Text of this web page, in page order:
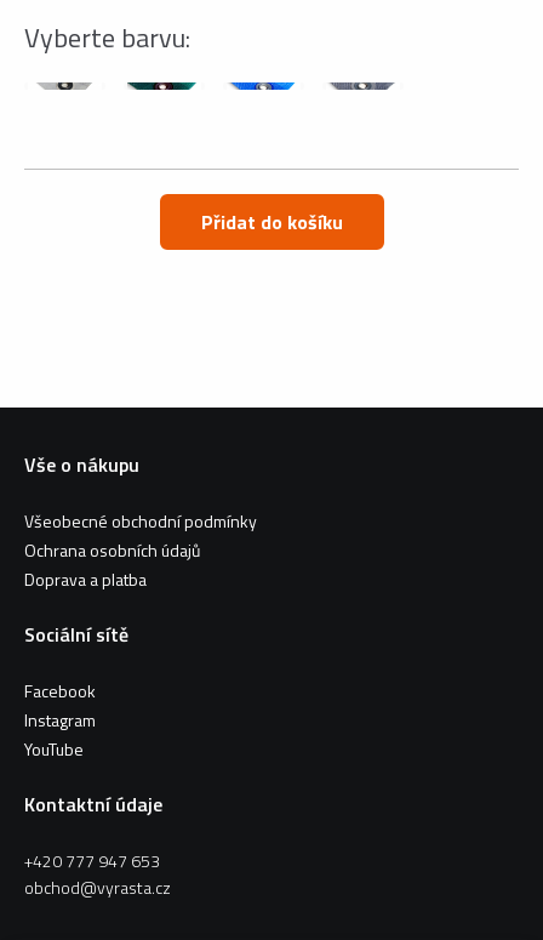
Vyberte barvu:
Přidat do košíku
Vše o nákupu
Všeobecné obchodní podmínky
Ochrana osobních údajů
Doprava a platba
Sociální sítě
Facebook
Instagram
YouTube
Kontaktní údaje
+420 777 947 653
obchod@vyrasta.cz